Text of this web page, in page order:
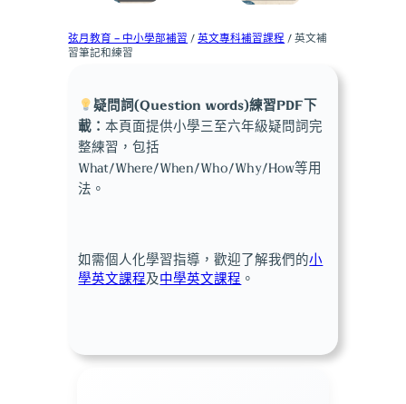
弦月教育 – 中小學部補習 /英文專科補習課程 / 英文補
習筆記和練習
疑問詞(Question words)練習PDF下
載：本頁面提供小學三至六年級疑問詞完
整練習，包括
What/Where/When/Who/Why/How等用
法。
如需個人化學習指導，歡迎了解我們的小
學英文課程 及 中學英文課程 。